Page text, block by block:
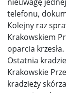
telefonu,
Kolejny raz
Krakowskiem
oparcia
Ostatnia
Krakowskie
kradzieży